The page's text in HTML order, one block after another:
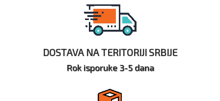
DOSTAVA NA TERITORIJI SRBIJE
Rok isporuke 3-5 dana